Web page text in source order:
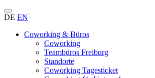
DE EN
Coworking & Büros
Coworking
Teambüros Freiburg
Standorte
Coworking Tagesticket